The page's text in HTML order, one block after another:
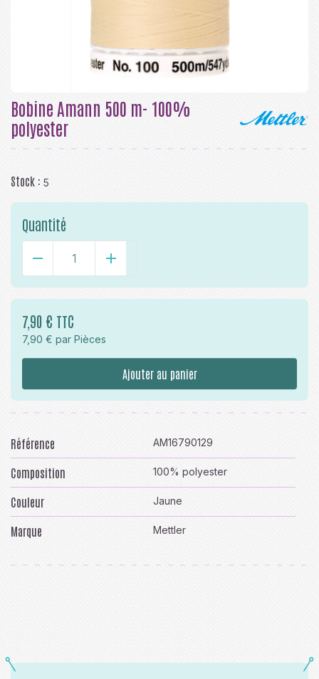
Bobine Amann 500 m- 100%
polyester
Stock : 5
Quantité
- +
7,90 € TTC
7,90 € par Pièces
Ajouter au panier
Référence AM16790129
Composition 100% polyester
Couleur Jaune
Marque Mettler